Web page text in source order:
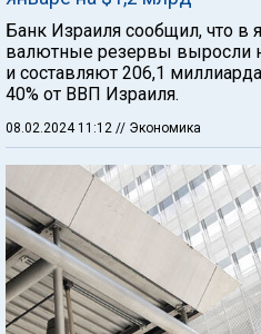
Банк Израиля сообщил, что в
валютные резервы выросли
и составляют 206,1
40% от ВВП Израиля.
08.02.2024 11:12 // Экономика